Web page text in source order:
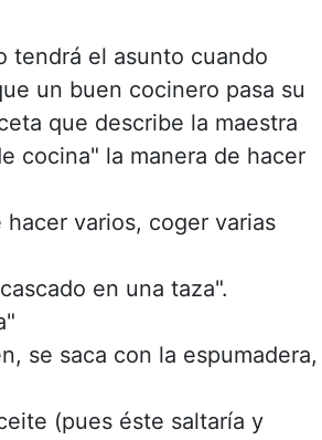
tendrá el asunto cuando
un buen cocinero pasa su
que describe la maestra
cocina" la manera de hacer
varios, coger varias
en una taza".
se saca con la espumadera,
(pues éste saltaría y